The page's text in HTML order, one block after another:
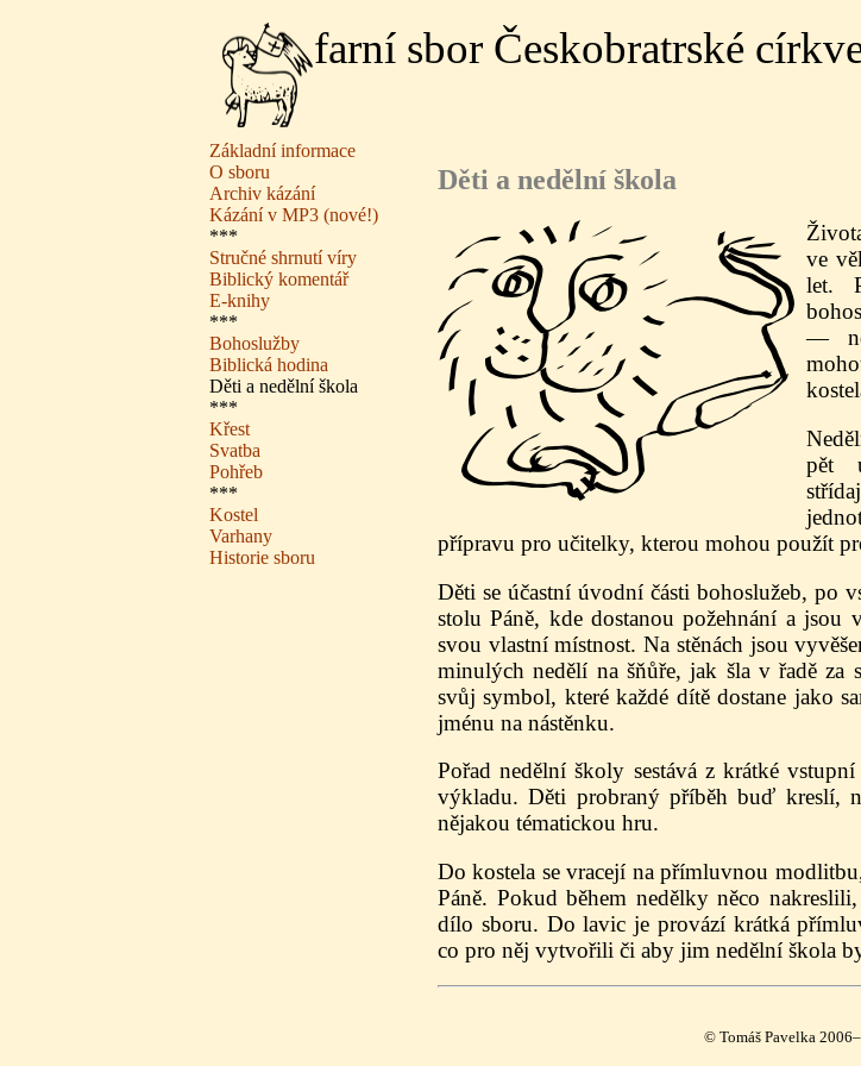
farní sbor Českobratrské
Základní informace
O sboru
Archiv kázání
Kázání v MP3 (nové!)
***
Stručné shrnutí víry
Biblický komentář
E-knihy
***
Bohoslužby
Biblická hodina
Děti a nedělní škola
***
Křest
Svatba
Pohřeb
***
Kostel
Varhany
Historie sboru
Děti a nedělní škola
ve
let.
—
pět
přípravu pro učitelky, kterou mohou použít
Děti se účastní úvodní části bohoslužeb, po
stolu Páně, kde dostanou požehnání a jsou
svou vlastní místnost. Na stěnách jsou
minulých nedělí na šňůře, jak šla v řadě za
svůj symbol, které každé dítě dostane jako
jménu na nástěnku.
Pořad nedělní školy sestává z krátké
výkladu. Děti probraný příběh buď kreslí,
nějakou tématickou hru.
Do kostela se vracejí na přímluvnou
Páně. Pokud během nedělky něco
dílo sboru. Do lavic je provází krátká
co pro něj vytvořili či aby jim nedělní škola
© Tomáš Pavelka